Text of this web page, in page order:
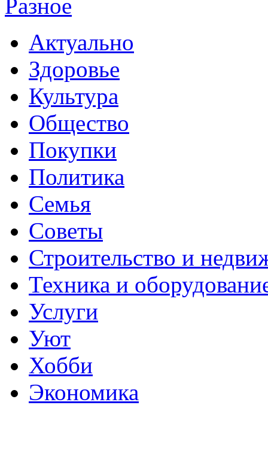
Разное
Актуально
Здоровье
Культура
Общество
Покупки
Политика
Семья
Советы
Строительство и
Техника и
Услуги
Уют
Хобби
Экономика